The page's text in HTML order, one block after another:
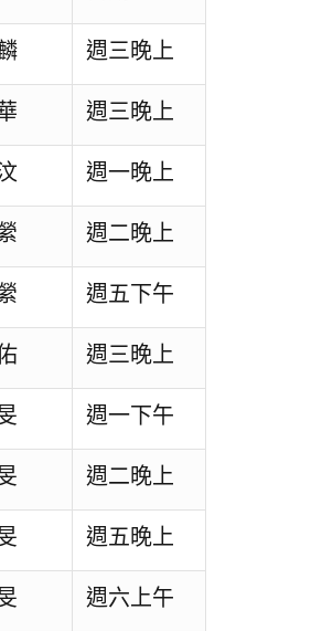
週三晚上
週三晚上
週一晚上
週二晚上
週五下午
週三晚上
週一下午
週二晚上
週五晚上
週六上午